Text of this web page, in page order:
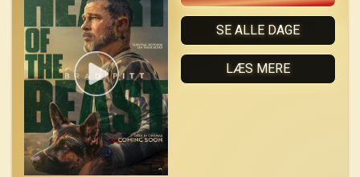
SE ALLE DAGE
LÆS MERE